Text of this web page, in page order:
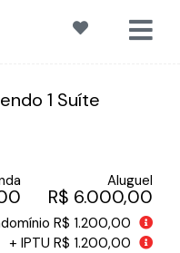
1 Suíte
Aluguel
R$ 6.000,00
R$ 1.200,00
+ IPTU R$ 1.200,00